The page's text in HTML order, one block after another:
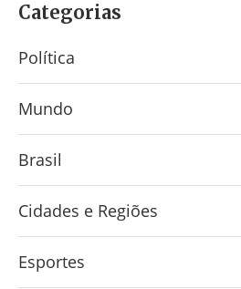
Categorias
Política
Mundo
Brasil
Cidades e Regiões
Esportes